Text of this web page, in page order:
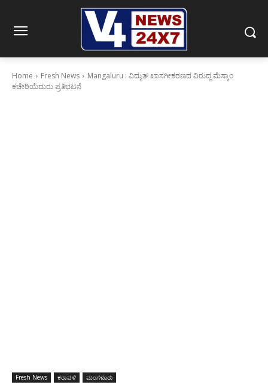
Home Fresh News
Mangaluru : ವಿದ್ಯುತ್ ಖಾಸಗೀಕರಣದ ವಿರುದ್ದ ಮೆಸ್ಕಾಂ
ಕಚೇರಿಯೆದುರು ಪ್ರತಿಭಟನೆ
Fresh News ಕರಾವಳಿ ಮಂಗಳೂರು